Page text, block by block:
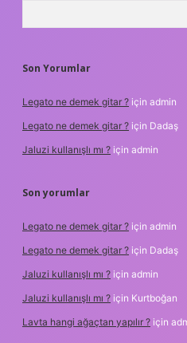
Son Yorumlar
Legato ne demek gitar ? için admin
Legato ne demek gitar ? için Dadaş
Jaluzi kullanışlı mı ? için admin
Son yorumlar
Legato ne demek gitar ? için admin
Legato ne demek gitar ? için Dadaş
Jaluzi kullanışlı mı ? için admin
Jaluzi kullanışlı mı ? için Kurtboğan
Lavta hangi ağaçtan yapılır ? için